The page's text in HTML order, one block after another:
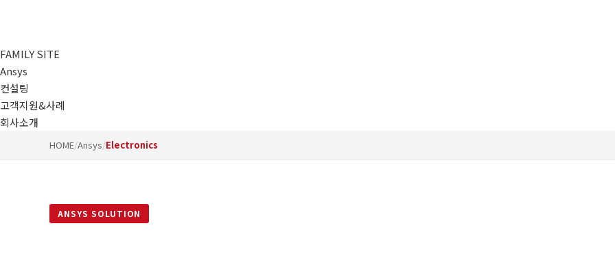
FAMILY SITE
Ansys
컨설팅
고객지원&사례
회사소개
HOME/Ansys/Electronics
ANSYS SOLUTION